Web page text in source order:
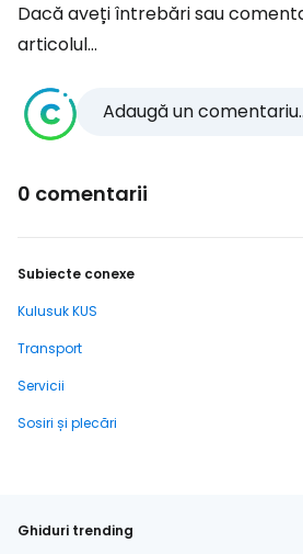
Dacă aveți întrebări sau
articolul...
Adaugă un
0 comentarii
Subiecte conexe
Kulusuk KUS
Transport
Servicii
Sosiri și plecări
Ghiduri trending